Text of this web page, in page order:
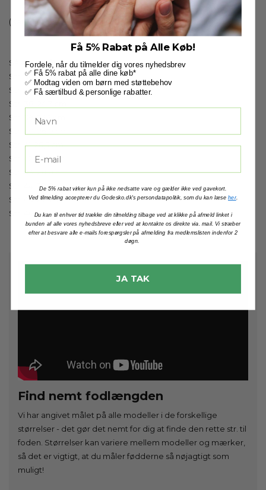
(Kan klippes til i str., hvis din str. ikke er på lager)
Sålerne måler:
Str. 36: 23,3 cm
Str. 37: 23,8 cm
Str. 38: 24,7 cm
Str. 39: 25,2 cm
Str. 40: 26,0 cm
Str. 41: 26,5 cm
Str. 42: 27,4 cm
Str. 43: 28,0 cm
Str. 44: 28,8 cm
Str. 45: 29,3 cm
Str. 46: 30,0 cm
Find nemt fodlængden
Vi har angivet målet på alle modeller i de forskellige
størrelser - det gør det nemt for dig at finde den rette str. til
foden. Størrelser kan variere mellem modeller og mærker,
så det er vigtigt, at du måler fødderne så nøjagtigt som
muligt!
Få 5% Rabat på Alle Køb!
Fordele, når du tilmelder dig vores nyhedsbrev
✅ Få 5% rabat på alle dine køb*
✅ Modtag viden om børn med støttebehov
✅ Få særtilbud & personlige rabatter.
De 5% rabat virker kun på ikke nedsatte vare og gælder ikke ved gavekort.
Ved tilmelding accepterer du Godesko.dk's persondatapolitik, som du kan læseher.
Du kan til enhver tid trække din tilmelding tilbage ved at klikke på afmeld linket i
bunden af alle vores nyhedsbreve eller ved at kontakte os direkte via. mail. Vi stræber
efter at besvare alle e-mails forespørgsler på afmelding fra medlemslisten indenfor 2
døgn.
JA TAK